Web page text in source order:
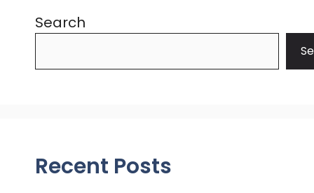
Search
Recent Posts